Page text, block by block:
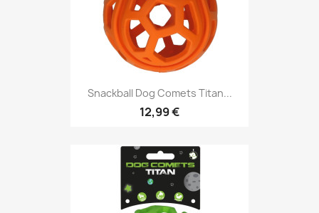
Snackball Dog Comets Titan...
12,99 €